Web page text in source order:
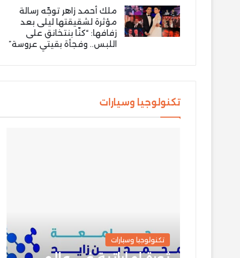
ملك أحمد زاهر توجّه رسالة
مؤثرة لشقيقتها ليلى بعد
زفافها: “كنّا بنتخانق على
اللبس.. وفجأة بقيتي عروسة”
تكنولوجيا وسيارات
تكنولوجيا وسيارات